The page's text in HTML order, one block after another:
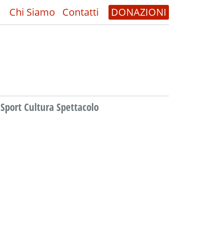
Chi Siamo Contatti DONAZIONI
Sport Cultura Spettacolo